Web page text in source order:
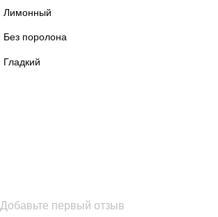
Лимонный
Без поролона
Гладкий
Добавьте первый отзыв